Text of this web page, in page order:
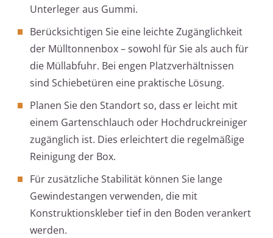
Unterleger aus Gummi.
Berücksichtigen Sie eine leichte Zugänglichkeit
der Mülltonnenbox – sowohl für Sie als auch für
die Müllabfuhr. Bei engen Platzverhältnissen
sind Schiebetüren eine praktische Lösung.
Planen Sie den Standort so, dass er leicht mit
einem Gartenschlauch oder Hochdruckreiniger
zugänglich ist. Dies erleichtert die regelmäßige
Reinigung der Box.
Für zusätzliche Stabilität können Sie lange
Gewindestangen verwenden, die mit
Konstruktionskleber tief in den Boden verankert
werden.